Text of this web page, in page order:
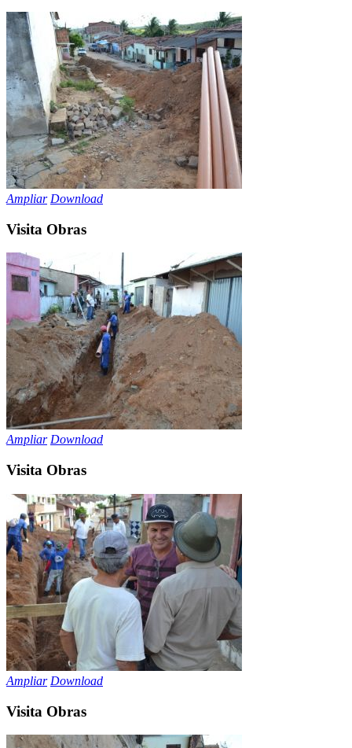
Ampliar Download
Visita Obras
Ampliar Download
Visita Obras
Ampliar Download
Visita Obras